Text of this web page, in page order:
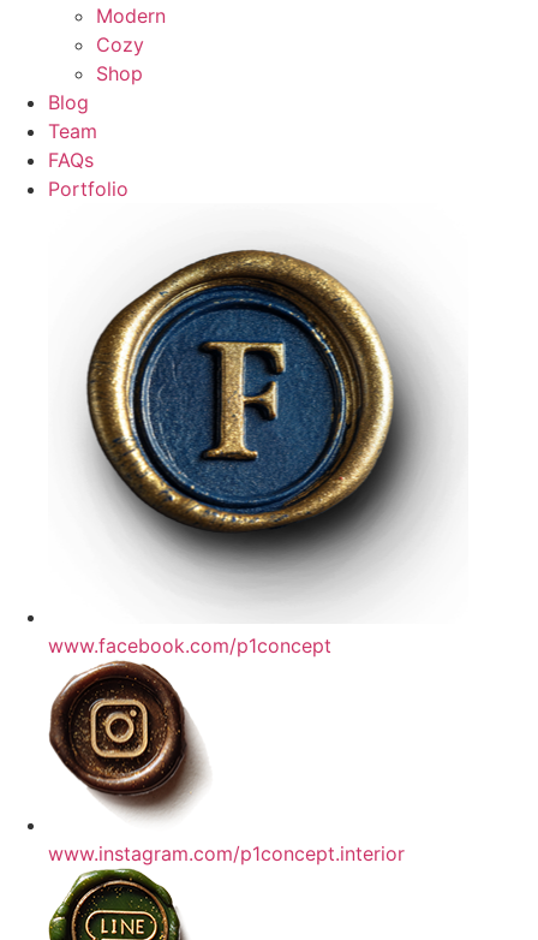
Modern
Cozy
Shop
Blog
Team
FAQs
Portfolio
www.facebook.com/p1concept
www.instagram.com/p1concept.interior